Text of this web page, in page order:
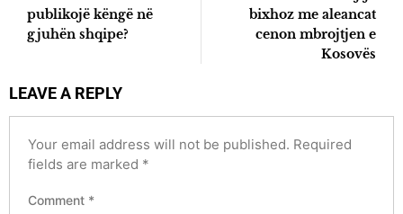
publikojë këngë në
gjuhën shqipe?
bixhoz me aleancat
cenon mbrojtjen e
Kosovës
LEAVE A REPLY
Your email address will not be published. Required
fields are marked *
Comment *